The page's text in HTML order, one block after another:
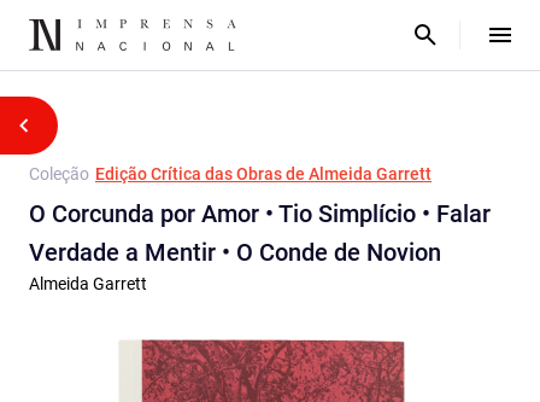
Coleção Edição Crítica das Obras de Almeida Garrett
O Corcunda por Amor • Tio Simplício • Falar
Verdade a Mentir • O Conde de Novion
Almeida Garrett